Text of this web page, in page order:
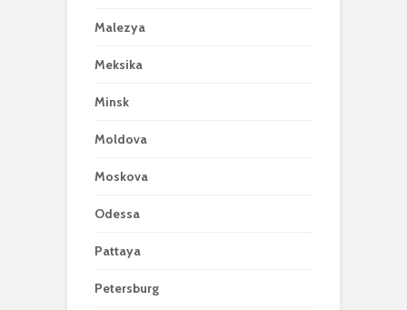
Malezya
Meksika
Minsk
Moldova
Moskova
Odessa
Pattaya
Petersburg